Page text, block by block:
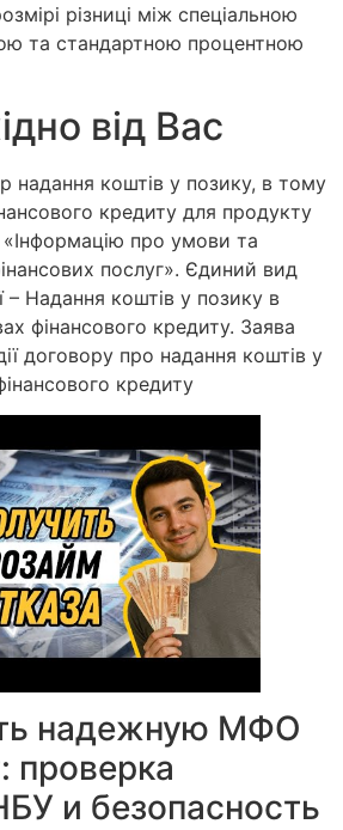
різниці між спеціальною
та стандартною процентною
від Вас
надання коштів у позику, в тому
кредиту для продукту
«Інформацію про умови та
послуг». Єдиний вид
– Надання коштів у позику в
фінансового кредиту. Заява
договору про надання коштів у
кредиту
надежную МФО
проверка
и безопасность